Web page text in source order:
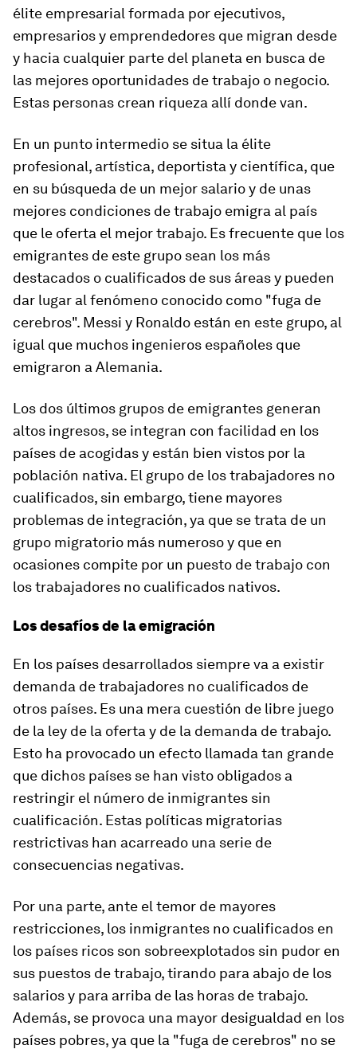
élite empresarial formada por ejecutivos,
empresarios y emprendedores que migran desde
y hacia cualquier parte del planeta en busca de
las mejores oportunidades de trabajo o negocio.
Estas personas crean riqueza allí donde van.
En un punto intermedio se situa la élite
profesional, artística, deportista y científica, que
en su búsqueda de un mejor salario y de unas
mejores condiciones de trabajo emigra al país
que le oferta el mejor trabajo. Es frecuente que los
emigrantes de este grupo sean los más
destacados o cualificados de sus áreas y pueden
dar lugar al fenómeno conocido como "fuga de
cerebros". Messi y Ronaldo están en este grupo, al
igual que muchos ingenieros españoles que
emigraron a Alemania.
Los dos últimos grupos de emigrantes generan
altos ingresos, se integran con facilidad en los
países de acogidas y están bien vistos por la
población nativa. El grupo de los trabajadores no
cualificados, sin embargo, tiene mayores
problemas de integración, ya que se trata de un
grupo migratorio más numeroso y que en
ocasiones compite por un puesto de trabajo con
los trabajadores no cualificados nativos.
Los desafíos de la emigración
En los países desarrollados siempre va a existir
demanda de trabajadores no cualificados de
otros países. Es una mera cuestión de libre juego
de la ley de la oferta y de la demanda de trabajo.
Esto ha provocado un efecto llamada tan grande
que dichos países se han visto obligados a
restringir el número de inmigrantes sin
cualificación. Estas políticas migratorias
restrictivas han acarreado una serie de
consecuencias negativas.
Por una parte, ante el temor de mayores
restricciones, los inmigrantes no cualificados en
los países ricos son sobreexplotados sin pudor en
sus puestos de trabajo, tirando para abajo de los
salarios y para arriba de las horas de trabajo.
Además, se provoca una mayor desigualdad en los
países pobres, ya que la "fuga de cerebros" no se